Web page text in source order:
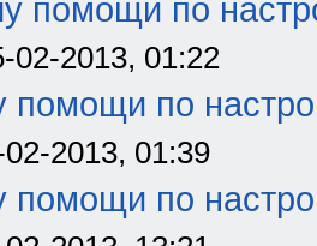
помощи по
02-2013, 01:22
помощи по
2013, 01:39
помощи по